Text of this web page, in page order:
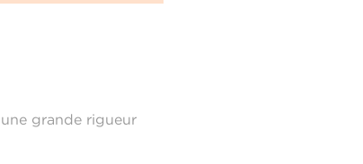
grande rigueur